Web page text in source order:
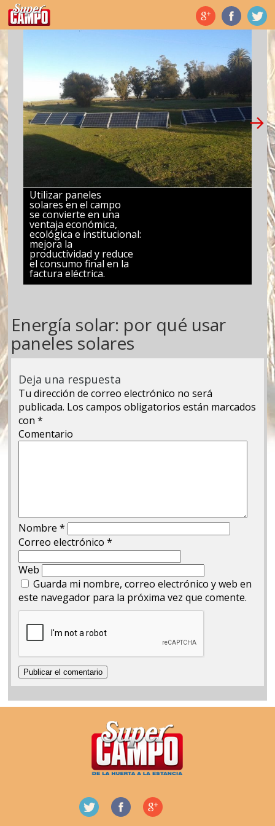
Temas de hoy
Utilizar paneles
solares en el campo
se convierte en una
ventaja económica,
ecológica e institucional:
mejora la
productividad y reduce
el consumo final en la
factura eléctrica.
Energía solar: por qué usar
paneles solares
Deja una respuesta
Tu dirección de correo electrónico no será
publicada. Los campos obligatorios están marcados
con*
Comentario
Nombre*
Correo electrónico*
Web
Guarda mi nombre, correo electrónico y web en
este navegador para la próxima vez que comente.